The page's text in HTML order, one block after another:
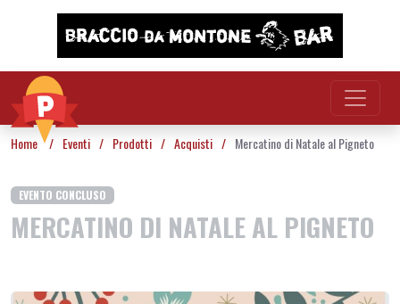
Vai al contenuto
Home / Eventi / Prodotti / Acquisti / Mercatino di Natale al Pigneto
EVENTO CONCLUSO
MERCATINO DI NATALE AL PIGNETO